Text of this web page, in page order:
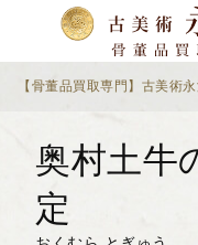
【骨董品買取専門】古美術
奥村土牛
定